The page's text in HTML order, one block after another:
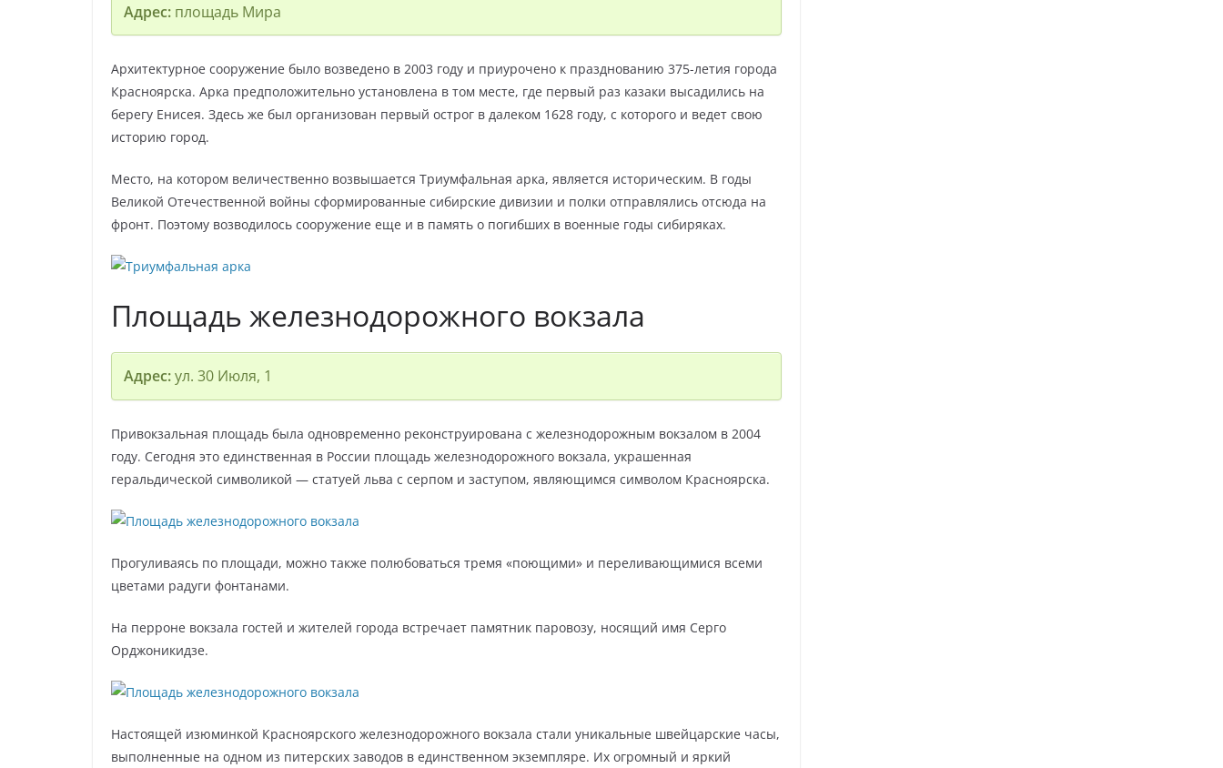
Адрес:площадь Мира
Архитектурное сооружение было возведено в 2003 году и приурочено к празднованию 375-летия города
Красноярска. Арка предположительно установлена в том месте, где первый раз казаки высадились на
берегу Енисея. Здесь же был организован первый острог в далеком 1628 году, с которого и ведет свою
историю город.
Место, на котором величественно возвышается Триумфальная арка, является историческим. В годы
Великой Отечественной войны сформированные сибирские дивизии и полки отправлялись отсюда на
фронт. Поэтому возводилось сооружение еще и в память о погибших в военные годы сибиряках.
Площадь железнодорожного вокзала
Адрес:ул. 30 Июля, 1
Привокзальная площадь была одновременно реконструирована с железнодорожным вокзалом в 2004
году. Сегодня это единственная в России площадь железнодорожного вокзала, украшенная
геральдической символикой — статуей льва с серпом и заступом, являющимся символом Красноярска.
Прогуливаясь по площади, можно также полюбоваться тремя «поющими» и переливающимися всеми
цветами радуги фонтанами.
На перроне вокзала гостей и жителей города встречает памятник паровозу, носящий имя Серго
Орджоникидзе.
Настоящей изюминкой Красноярского железнодорожного вокзала стали уникальные швейцарские часы,
выполненные на одном из питерских заводов в единственном экземпляре. Их огромный и яркий